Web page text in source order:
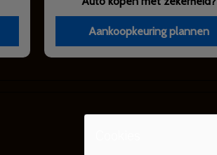
Aankoopkeuring plannen